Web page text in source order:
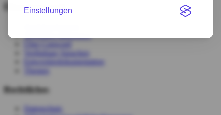
Einstellungen
Über Conword
Verfügbare Sprachen
Entwicklerdokumentation
Rechtliches
Datenschutz